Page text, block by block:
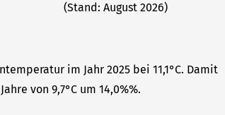
(Stand: August 2026)
im Jahr 2025 bei 11,1°C. Damit
von 9,7°C um 14,0%%.